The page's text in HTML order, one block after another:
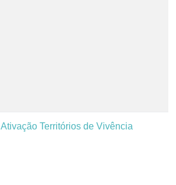
Ativação Territórios de Vivência